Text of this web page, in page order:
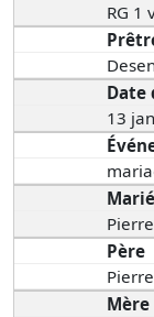
RG 1
Date
13
Marié
Père
Mère